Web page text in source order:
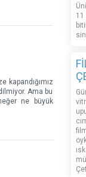
kapandığımız
Ama bu
ne büyük
11